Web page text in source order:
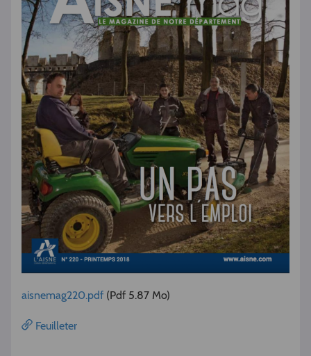
aisnemag220.pdf (Pdf 5.87 Mo)
Feuilleter